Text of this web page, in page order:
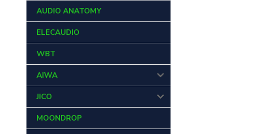
AUDIO ANATOMY
ELECAUDIO
WBT
AIWA
JICO
MOONDROP